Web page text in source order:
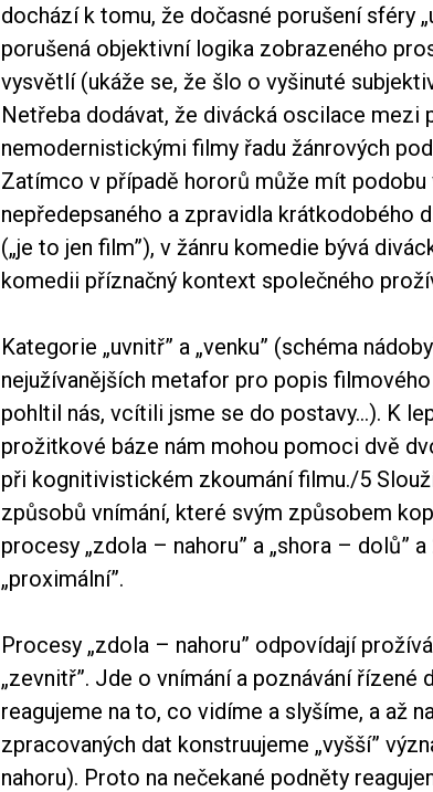
dochází k tomu, že dočasné porušení sféry
porušená objektivní logika zobrazeného
vysvětlí (ukáže se, že šlo o vyšinuté
Netřeba dodávat, že divácká oscilace mezi
nemodernistickými filmy řadu žánrových
Zatímco v případě hororů může mít podobu
nepředepsaného a zpravidla krátkodobého
(„je to jen film”), v žánru komedie bývá
komedii příznačný kontext společného
Kategorie „uvnitř” a „venku” (schéma
nejužívanějších metafor pro popis
pohltil nás, vcítili jsme se do postavy...). K
prožitkové báze nám mohou pomoci dvě
při kognitivistickém zkoumání filmu./5
způsobů vnímání, které svým způsobem
procesy „zdola – nahoru” a „shora – dolů”
„proximální”.
Procesy „zdola – nahoru” odpovídají
„zevnitř”. Jde o vnímání a poznávání řízené
reagujeme na to, co vidíme a slyšíme, a až
zpracovaných dat konstruujeme „vyšší”
nahoru). Proto na nečekané podněty